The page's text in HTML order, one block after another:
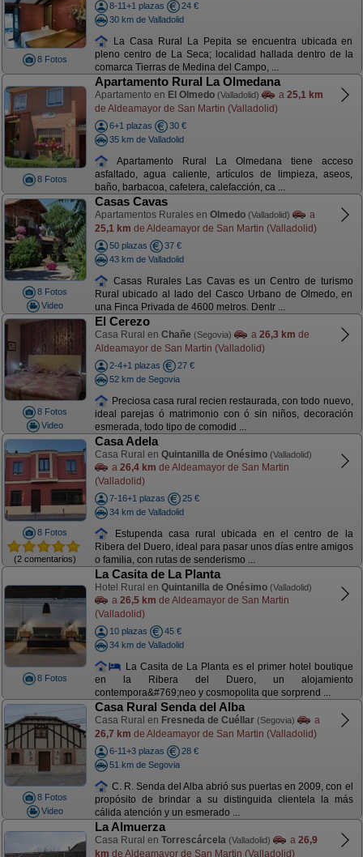
8 Fotos
8-11+1 plazas
24 €
30 km de Valladolid
La Casa Rural La Pepita se encuentra ubicada en
pleno centro de La Seca; localidad hallada dentro de la
comarca Tierras de Medina del Campo, ...
8 Fotos
Apartamento Rural La Olmedana
Apartamento en El Olmedo (Valladolid) a 25,1 km
de Aldeamayor de San Martin (Valladolid)
6+1 plazas
30 €
35 km de Valladolid
Apartamento Rural La Olmedana tiene acceso
asfaltado, agua caliente, artículos de limpieza, aseos,
baño, barbacoa, cafetera, calefacción, ca ...
8 Fotos
Video
Casas Cavas
Apartamentos Rurales en Olmedo (Valladolid)
a
25,1 km de Aldeamayor de San Martin (Valladolid)
50 plazas
37 €
43 km de Valladolid
Casas Rurales Las Cavas es un Centro de turismo
Rural ubicado al lado del Casco Urbano de Olmedo, en
una Finca Privada de 4600 metros. Dentr ...
8 Fotos
Video
El Cerezo
Casa Rural en Chañe (Segovia) a 26,3 km de
Aldeamayor de San Martin (Valladolid)
2-4+1 plazas
27 €
52 km de Segovia
Preciosa casa rural recien restaurada, con todo nuevo,
ideal parejas ó matrimonio con ó sin niños, decoración
esmerada, todo tipo de comodid ...
8 Fotos
(2 comentarios)
Casa Adela
Casa Rural en Quintanilla de Onésimo (Valladolid)
a 26,4 km de Aldeamayor de San Martin
(Valladolid)
7-16+1 plazas
25 €
34 km de Valladolid
Estupenda casa rural ubicada en el centro de la
Ribera del Duero, ideal para pasar unos días entre amigos
o familia, con rutas de senderismo ...
8 Fotos
La Casita de La Planta
Hotel Rural en Quintanilla de Onésimo (Valladolid)
a 26,5 km de Aldeamayor de San Martin
(Valladolid)
10 plazas
45 €
34 km de Valladolid
La Casita de La Planta es el primer hotel boutique
en la Ribera del Duero, un alojamiento
contempora&#769;neo y cosmopolita que sorprend ...
8 Fotos
Video
Casa Rural Senda del Alba
Casa Rural en Fresneda de Cuéllar (Segovia)
a
26,7 km de Aldeamayor de San Martin (Valladolid)
6-11+3 plazas
28 €
51 km de Segovia
C. R. Senda del Alba abrió sus puertas en 2009, con el
propósito de brindar a su distinguida clientela la más
cálida atención y un esmerado ...
La Almuerza
Casa Rural en Torrescárcela (Valladolid) a 26,9
km de Aldeamayor de San Martin (Valladolid)